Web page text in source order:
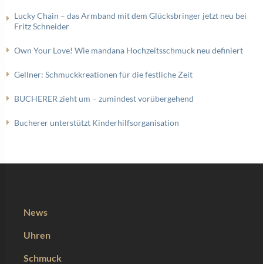
Lucky Chain – das Armband mit dem Glücksbringer jetzt neu bei
Fritz Schneider
Own Your Love! Wie mandana Hochzeitsschmuck neu definiert
Gellner: Schmuckkreationen für die festliche Zeit
BUCHERER zieht um – zumindest vorübergehend
Bucherer unterstützt Kinderhilfsorganisation
News
Uhren
Schmuck